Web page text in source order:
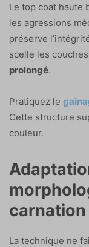
Le top coat haute
les agressions
préserve
scelle les
prolongé.
Pratiquez le
Cette structure
couleur.
carnation
La technique ne